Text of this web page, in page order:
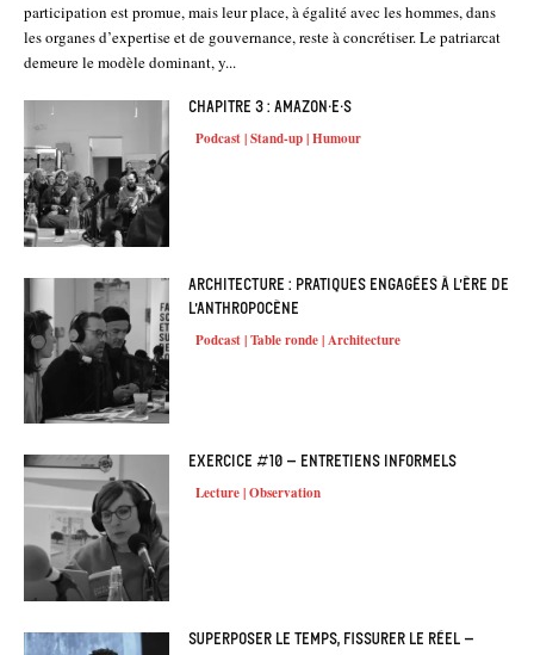
participation est promue, mais leur place, à égalité avec les hommes, dans
les organes d’expertise et de gouvernance, reste à concrétiser. Le patriarcat
demeure le modèle dominant, y...
Chapitre 3 : Amazon·e·s
Podcast | Stand-up | Humour
Architecture : pratiques engagées à l’ère de
l’Anthropocène
Podcast | Table ronde | Architecture
Exercice #10 – Entretiens informels
Lecture | Observation
Superposer le temps, fissurer le réel –